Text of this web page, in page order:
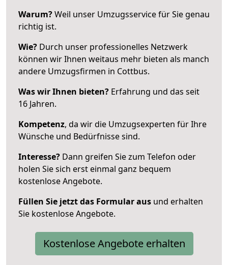
Warum?Weil unser Umzugsservice für Sie genau
richtig ist.
Wie? Durch unser professionelles Netzwerk
können wir Ihnen weitaus mehr bieten als manch
andere Umzugsfirmen in Cottbus.
Was wir Ihnen bieten? Erfahrung und das seit
16 Jahren.
Kompetenz, da wir die Umzugsexperten für Ihre
Wünsche und Bedürfnisse sind.
Interesse? Dann greifen Sie zum Telefon oder
holen Sie sich erst einmal ganz bequem
kostenlose Angebote.
Füllen Sie jetzt das Formular aus und erhalten
Sie kostenlose Angebote.
Kostenlose Angebote erhalten